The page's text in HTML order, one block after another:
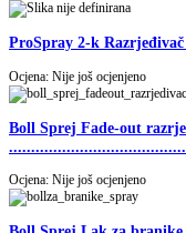
ProSpray 2-k
Ocjena: Nije još ocjenjeno
Boll Sprej Fade-out
Ocjena: Nije još ocjenjeno